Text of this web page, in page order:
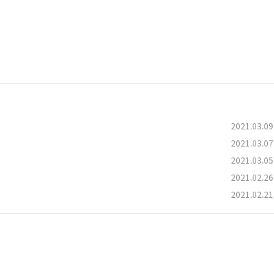
2021.03.09
2021.03.07
2021.03.05
2021.02.26
2021.02.21